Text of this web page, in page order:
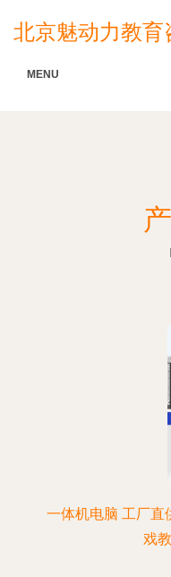
北京魅动力教育
MENU
一体机电脑 工厂直
戏